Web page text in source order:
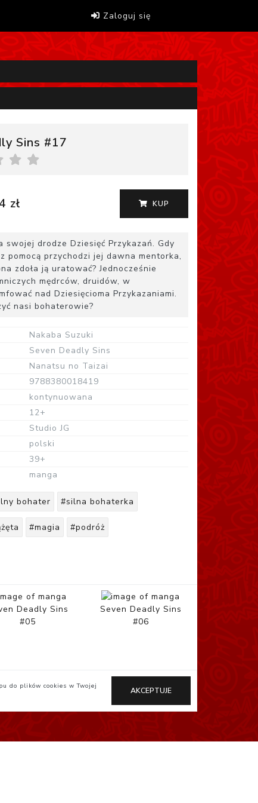
Zaloguj się
Sins #17
zł KUP
drodze Dziesięć Przykazań. Gdy
pomocą przychodzi jej dawna mentorka,
zdoła ją uratować? Jednocześnie
mędrców, druidów, w
nad Dziesięcioma Przykazaniami.
nasi bohaterowie?
Nakaba Suzuki
Seven Deadly Sins
Nanatsu no Taizai
9788380018419
kontynuowana
12+
Studio JG
polski
39+
manga
bohater #silna bohaterka
#magia #podróż
Deadly Sins
#05
Seven Deadly Sins
#06
do plików cookies w Twojej
AKCEPTUJE